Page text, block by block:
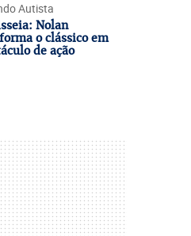
Autista
Nolan
o clássico em
de ação